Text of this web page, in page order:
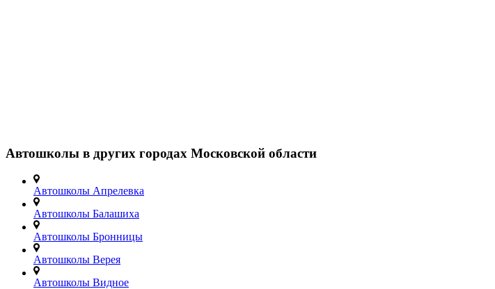
Автошколы в других городах Московской области
Автошколы Апрелевка
Автошколы Балашиха
Автошколы Бронницы
Автошколы Верея
Автошколы Видное